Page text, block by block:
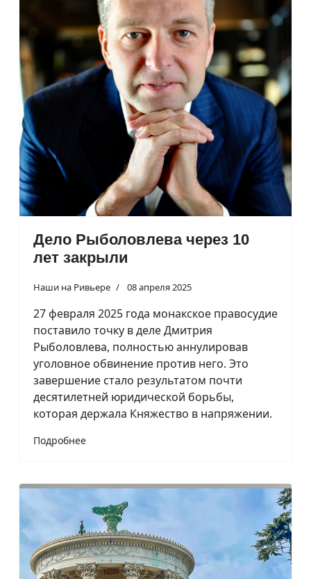
Дело Рыболовлева через 10
лет закрыли
Наши на Ривьере 08 апреля 2025
27 февраля 2025 года монакское правосудие
поставило точку в деле Дмитрия
Рыболовлева, полностью аннулировав
уголовное обвинение против него. Это
завершение стало результатом почти
десятилетней юридической борьбы,
которая держала Княжество в напряжении.
Подробнее